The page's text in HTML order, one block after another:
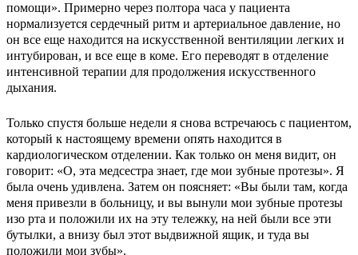
помощи». Примерно через полтора часа у пациента
нормализуется сердечный ритм и артериальное давление, но
он все еще находится на искусственной вентиляции легких и
интубирован, и все еще в коме. Его переводят в отделение
интенсивной терапии для продолжения искусственного
дыхания.
Только спустя больше недели я снова встречаюсь с пациентом,
который к настоящему времени опять находится в
кардиологическом отделении. Как только он меня видит, он
говорит: «О, эта медсестра знает, где мои зубные протезы». Я
была очень удивлена. Затем он поясняет: «Вы были там, когда
меня привезли в больницу, и вы вынули мои зубные протезы
изо рта и положили их на эту тележку, на ней были все эти
бутылки, а внизу был этот выдвижной ящик, и туда вы
положили мои зубы».